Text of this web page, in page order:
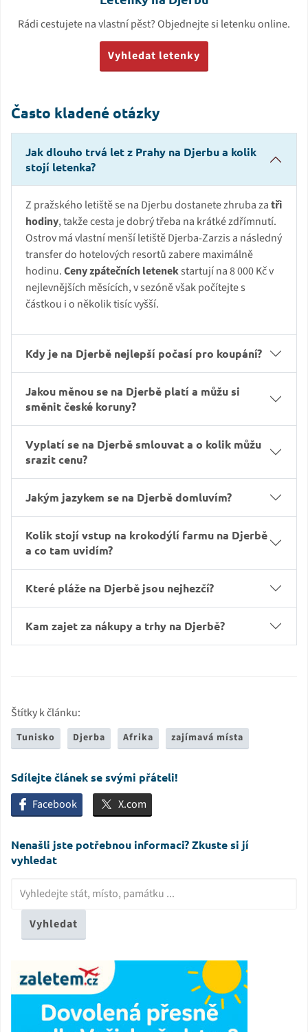
Rádi cestujete na vlastní pěst? Objednejte si letenku online.
Vyhledat letenky
Často kladené otázky
Jak dlouho trvá let z Prahy na Djerbu a kolik
stojí letenka?
Z pražského letiště se na Djerbu dostanete zhruba zatři
hodiny, takže cesta je dobrý třeba na krátké zdřímnutí.
Ostrov má vlastní menší letiště Djerba-Zarzis a následný
transfer do hotelových resortů zabere maximálně
hodinu.Ceny zpátečních letenekstartují na 8 000 Kč v
nejlevnějších měsících, v sezóně však počítejte s
částkou i o několik tisíc vyšší.
Kdy je na Djerbě nejlepší počasí pro koupání?
Jakou měnou se na Djerbě platí a můžu si
směnit české koruny?
Vyplatí se na Djerbě smlouvat a o kolik můžu
srazit cenu?
Jakým jazykem se na Djerbě domluvím?
Kolik stojí vstup na krokodýlí farmu na Djerbě
a co tam uvidím?
Které pláže na Djerbě jsou nejhezčí?
Kam zajet za nákupy a trhy na Djerbě?
Štítky k článku:
Tunisko Djerba Afrika zajímavá místa
Sdílejte článek se svými přáteli!
Facebook X.com
Nenašli jste potřebnou informaci? Zkuste si jí
vyhledat
Vyhledat